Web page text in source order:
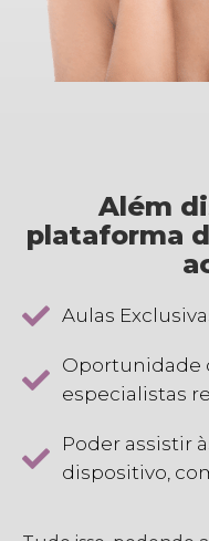
Além
plataforma
Aulas
Oportunidade
especialistas
Poder assistir
dispositivo,